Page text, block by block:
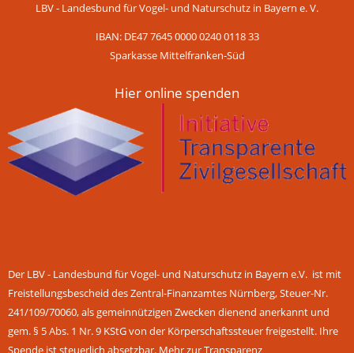
LBV - Landesbund für Vogel- und Naturschutz in Bayern e. V.
IBAN: DE47 7645 0000 0240 0118 33
Sparkasse Mittelfranken-Süd
Hier online spenden
Der LBV - Landesbund für Vogel- und Naturschutz in Bayern e.V. ist mit
Freistellungsbescheid des Zentral-Finanzamtes Nürnberg, Steuer-Nr.
241/109/70060, als gemeinnützigen Zwecken dienend anerkannt und
gem. § 5 Abs. 1 Nr. 9 KStG von der Körperschaftssteuer freigestellt. Ihre
Spende ist steuerlich absetzbar. Mehr zur Transparenz